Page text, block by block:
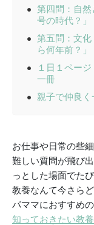
第四問：自
号の時代？」
第五問：文
ら何年前？」
１日１ペー
一冊
親子で仲良
お仕事や日常の些
難しい質問が飛び
っとした場面でた
教養なんて今さら
パママにおすすめ
知っておきたい教養